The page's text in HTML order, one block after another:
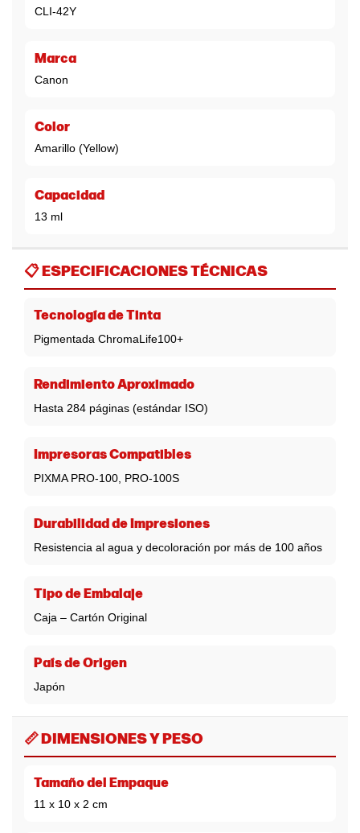
CLI-42Y
Marca
Canon
Color
Amarillo (Yellow)
Capacidad
13 ml
📋 ESPECIFICACIONES TÉCNICAS
Tecnología de Tinta
Pigmentada ChromaLife100+
Rendimiento Aproximado
Hasta 284 páginas (estándar ISO)
Impresoras Compatibles
PIXMA PRO-100, PRO-100S
Durabilidad de Impresiones
Resistencia al agua y decoloración por más de 100 años
Tipo de Embalaje
Caja – Cartón Original
País de Origen
Japón
📏 DIMENSIONES Y PESO
Tamaño del Empaque
11 x 10 x 2 cm